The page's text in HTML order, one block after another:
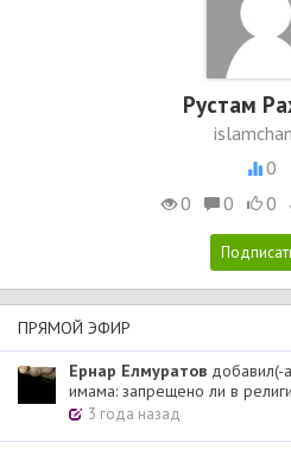
Рустам
0
0
0 0
ПРЯМОЙ ЭФИР
Ернар Елмуратов добавил(-
имама: запрещено ли в
3 года назад